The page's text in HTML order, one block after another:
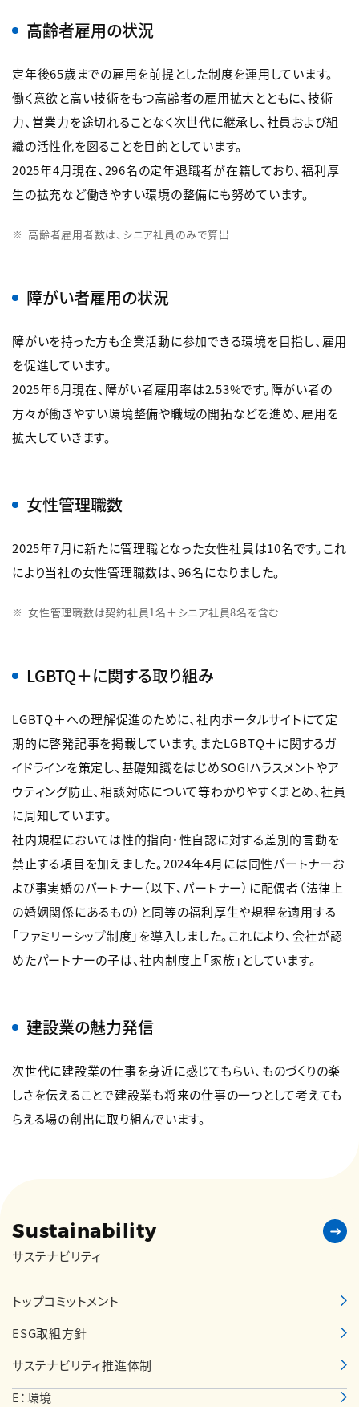
高齢者雇用の状況
定年後65歳までの雇用を前提とした制度を運用しています。
働く意欲と高い技術をもつ高齢者の雇用拡大とともに、技術
力、営業力を途切れることなく次世代に継承し、社員および組
織の活性化を図ることを目的としています。
2025年4月現在、296名の定年退職者が在籍しており、福利厚
生の拡充など働きやすい環境の整備にも努めています。
高齢者雇用者数は、シニア社員のみで算出
障がい者雇用の状況
障がいを持った方も企業活動に参加できる環境を目指し、雇用
を促進しています。
2025年6月現在、障がい者雇用率は2.53%です。障がい者の
方々が働きやすい環境整備や職域の開拓などを進め、雇用を
拡大していきます。
女性管理職数
2025年7月に新たに管理職となった女性社員は10名です。これ
により当社の女性管理職数は、96名になりました。
女性管理職数は契約社員1名＋シニア社員8名を含む
LGBTQ＋に関する取り組み
LGBTQ＋への理解促進のために、社内ポータルサイトにて定
期的に啓発記事を掲載しています。またLGBTQ＋に関するガ
イドラインを策定し、基礎知識をはじめSOGIハラスメントやア
ウティング防止、相談対応について等わかりやすくまとめ、社員
に周知しています。
社内規程においては性的指向・性自認に対する差別的言動を
禁止する項目を加えました。2024年4月には同性パートナーお
よび事実婚のパートナー（以下、パートナー）に配偶者（法律上
の婚姻関係にあるもの）と同等の福利厚生や規程を適用する
「ファミリーシップ制度」を導入しました。これにより、会社が認
めたパートナーの子は、社内制度上「家族」としています。
建設業の魅力発信
次世代に建設業の仕事を身近に感じてもらい、ものづくりの楽
しさを伝えることで建設業も将来の仕事の一つとして考えても
らえる場の創出に取り組んでいます。
Sustainability
サステナビリティ
トップコミットメント
ESG取組方針
サステナビリティ推進体制
E：環境